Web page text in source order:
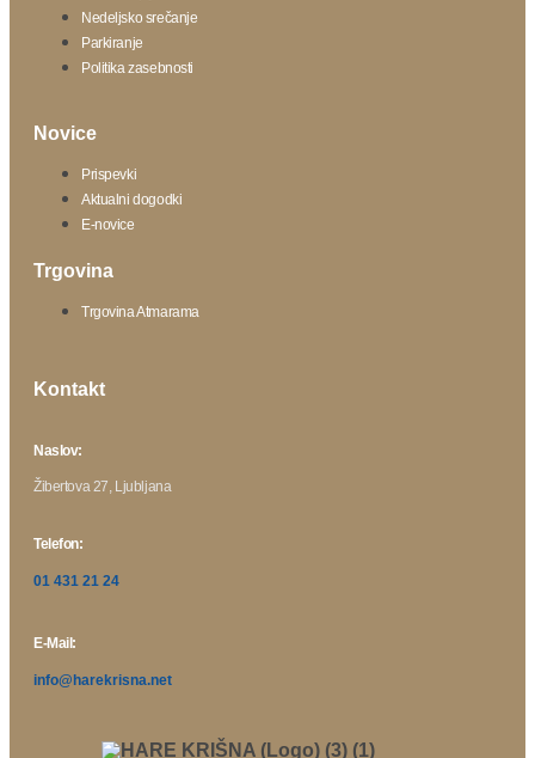
Nedeljsko srečanje
Parkiranje
Politika zasebnosti
Novice
Prispevki
Aktualni dogodki
E-novice
Trgovina
Trgovina Atmarama
Kontakt
Naslov:
Žibertova 27, Ljubljana
Telefon:
01 431 21 24
E-Mail:
info@harekrisna.net